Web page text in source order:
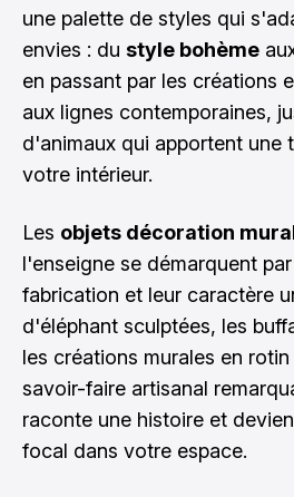
une palette de styles qui
envies : du style bohème
en passant par les créations
aux lignes contemporaines,
d'animaux qui apportent une
votre intérieur.
Les objets décoration
l'enseigne se démarquent
fabrication et leur caractère
d'éléphant sculptées, les
les créations murales en
savoir-faire artisanal
raconte une histoire et
focal dans votre espace.